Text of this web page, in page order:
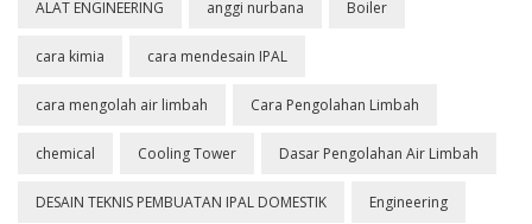
ALAT ENGINEERING anggi nurbana Boiler
cara kimia cara mendesain IPAL
cara mengolah air limbah Cara Pengolahan Limbah
chemical Cooling Tower Dasar Pengolahan Air Limbah
DESAIN TEKNIS PEMBUATAN IPAL DOMESTIK Engineering